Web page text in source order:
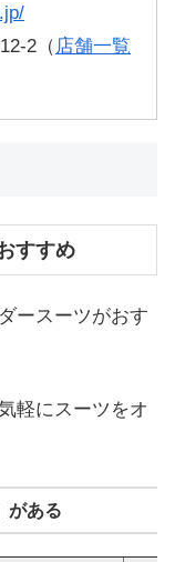
2（ 店舗一覧
すすめ
ースーツがおす
軽にスーツをオ
がある